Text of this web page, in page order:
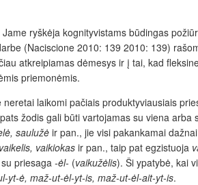
ryškėja kognityvistams būdingas
(Naciscione 2010: 139 2010: 139)
atkreipiamas dėmesys ir į tai, kad
priemonėmis.
laikomi pačiais produktyviausiais
žodis gali būti vartojamas su viena
saulužėir pan., jie visi pakankamai
vaikiokasir pan., taip pat egzistuoja
priesaga -ėl- (vaikužėlis). Ši ypatybė, kai
yt-ė, maž-ut-ėl-yt-is, maž-ut-ėl-ait-yt-is.